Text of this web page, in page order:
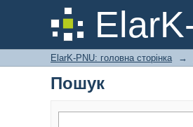
Пошук
ElarK-PNU: головна сторінка →
Пошук